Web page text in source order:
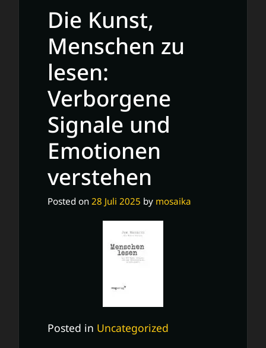
Verführung:
Geheimnisse
erfolgreicher
Die Kunst,
Menschen zu
lesen:
Verborgene
Signale und
Emotionen
verstehen
Posted on 28 Juli 2025 by mosaika
Posted in Uncategorized